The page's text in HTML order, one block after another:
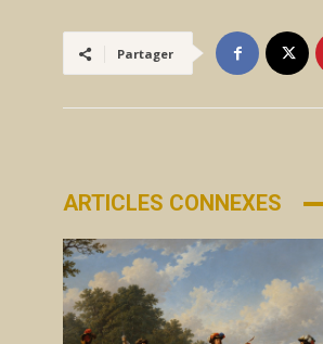
Partager
ARTICLES CONNEXES